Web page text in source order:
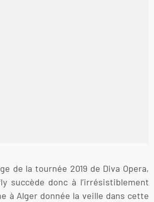
de la tournée 2019 de Diva Opera,
succède donc à l’irrésistiblement
à Alger donnée la veille dans cette